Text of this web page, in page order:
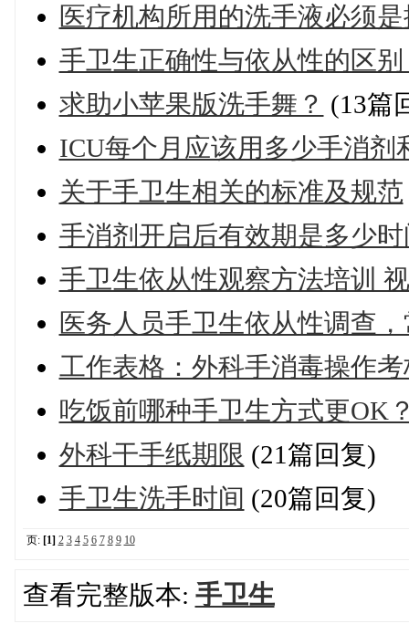
医疗机构所用的洗手液必须
手卫生正确性与依从性的区别
求助小苹果版洗手舞？ (13篇
ICU每个月应该用多少手消剂
关于手卫生相关的标准及规范
手消剂开启后有效期是多少
手卫生依从性观察方法培训
医务人员手卫生依从性调查
工作表格：外科手消毒操作
吃饭前哪种手卫生方式更OK
外科干手纸期限 (21篇回复)
手卫生洗手时间 (20篇回复)
页: [1] 2 3 4 5 6 7 8 9 10
查看完整版本: 手卫生